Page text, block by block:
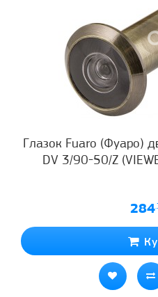
Глазок Fuaro (Фуаро)
DV 3/90-50/Z
284